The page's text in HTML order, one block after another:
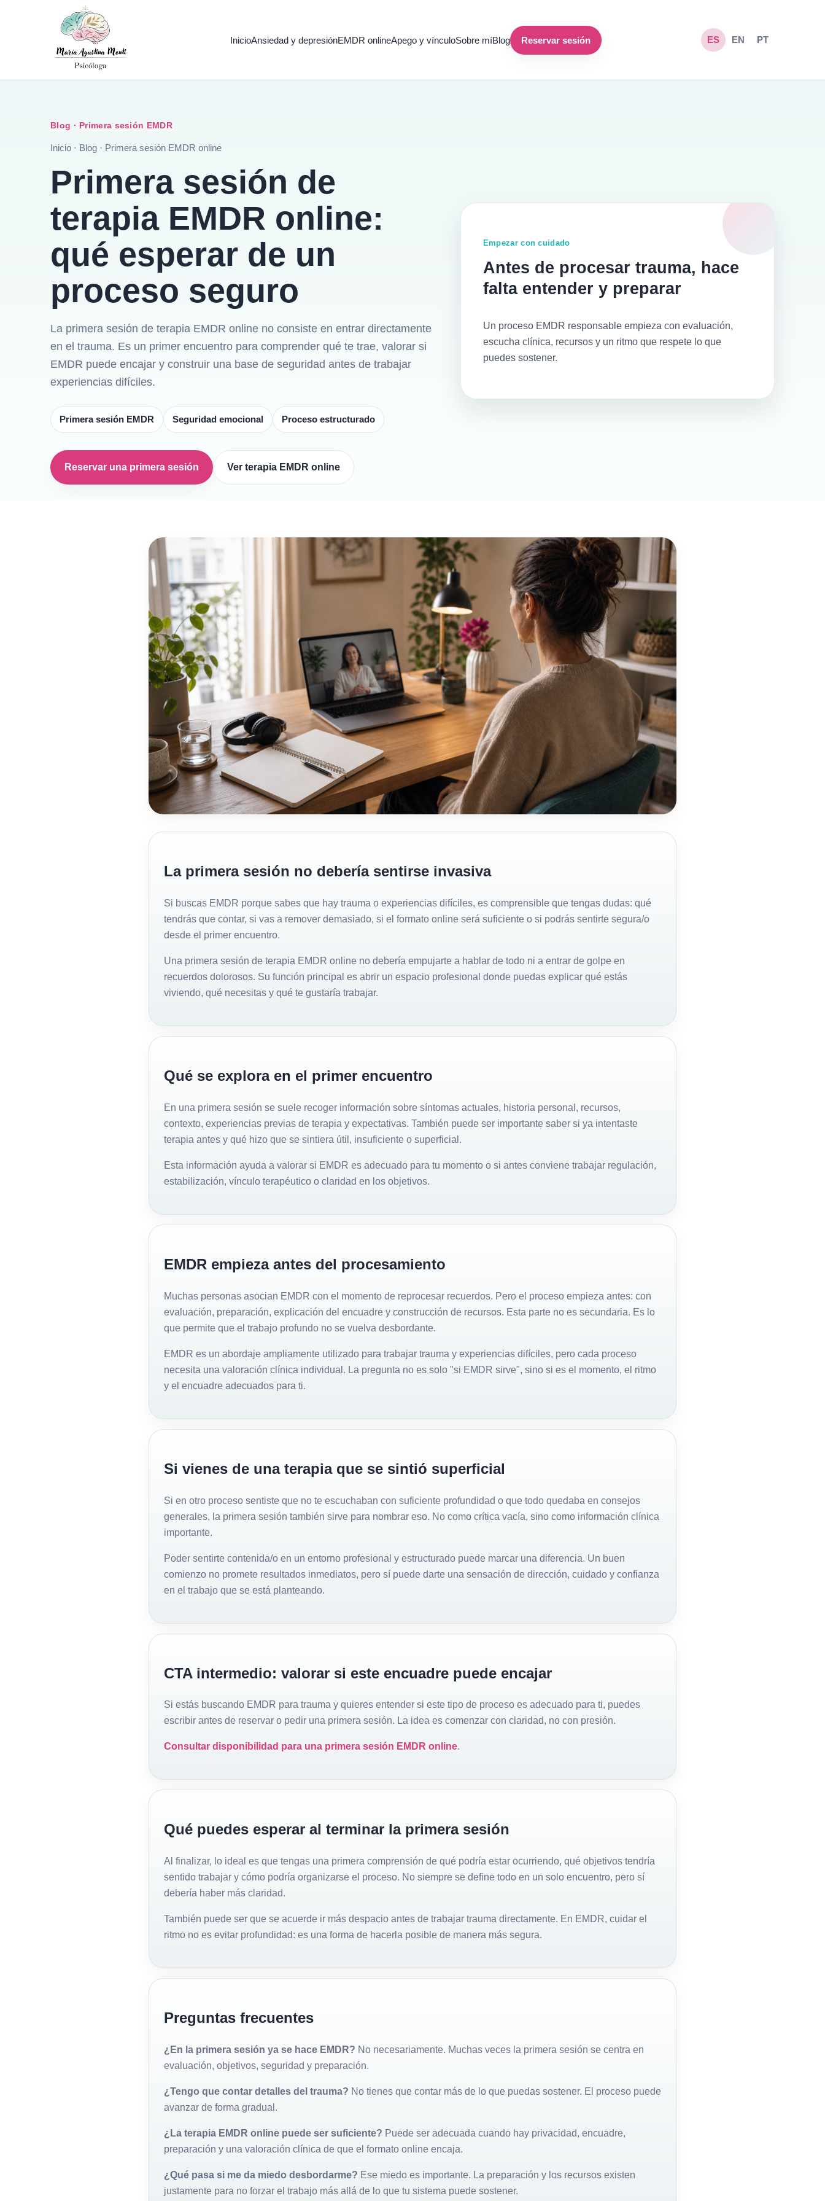
InicioAnsiedad y depresiónEMDR onlineApego y vínculoSobre míBlog Reservar sesión ES EN PT
Blog · Primera sesión EMDR
Inicio · Blog · Primera sesión EMDR online
Primera sesión de
terapia EMDR online:
qué esperar de un
proceso seguro
La primera sesión de terapia EMDR online no consiste en entrar directamente
en el trauma. Es un primer encuentro para comprender qué te trae, valorar si
EMDR puede encajar y construir una base de seguridad antes de trabajar
experiencias difíciles.
Primera sesión EMDR Seguridad emocional Proceso estructurado
Reservar una primera sesión Ver terapia EMDR online
Empezar con cuidado
Antes de procesar trauma, hace
falta entender y preparar
Un proceso EMDR responsable empieza con evaluación,
escucha clínica, recursos y un ritmo que respete lo que
puedes sostener.
La primera sesión no debería sentirse invasiva
Si buscas EMDR porque sabes que hay trauma o experiencias difíciles, es comprensible que tengas dudas: qué
tendrás que contar, si vas a remover demasiado, si el formato online será suficiente o si podrás sentirte segura/o
desde el primer encuentro.
Una primera sesión de terapia EMDR online no debería empujarte a hablar de todo ni a entrar de golpe en
recuerdos dolorosos. Su función principal es abrir un espacio profesional donde puedas explicar qué estás
viviendo, qué necesitas y qué te gustaría trabajar.
Qué se explora en el primer encuentro
En una primera sesión se suele recoger información sobre síntomas actuales, historia personal, recursos,
contexto, experiencias previas de terapia y expectativas. También puede ser importante saber si ya intentaste
terapia antes y qué hizo que se sintiera útil, insuficiente o superficial.
Esta información ayuda a valorar si EMDR es adecuado para tu momento o si antes conviene trabajar regulación,
estabilización, vínculo terapéutico o claridad en los objetivos.
EMDR empieza antes del procesamiento
Muchas personas asocian EMDR con el momento de reprocesar recuerdos. Pero el proceso empieza antes: con
evaluación, preparación, explicación del encuadre y construcción de recursos. Esta parte no es secundaria. Es lo
que permite que el trabajo profundo no se vuelva desbordante.
EMDR es un abordaje ampliamente utilizado para trabajar trauma y experiencias difíciles, pero cada proceso
necesita una valoración clínica individual. La pregunta no es solo "si EMDR sirve", sino si es el momento, el ritmo
y el encuadre adecuados para ti.
Si vienes de una terapia que se sintió superficial
Si en otro proceso sentiste que no te escuchaban con suficiente profundidad o que todo quedaba en consejos
generales, la primera sesión también sirve para nombrar eso. No como crítica vacía, sino como información clínica
importante.
Poder sentirte contenida/o en un entorno profesional y estructurado puede marcar una diferencia. Un buen
comienzo no promete resultados inmediatos, pero sí puede darte una sensación de dirección, cuidado y confianza
en el trabajo que se está planteando.
CTA intermedio: valorar si este encuadre puede encajar
Si estás buscando EMDR para trauma y quieres entender si este tipo de proceso es adecuado para ti, puedes
escribir antes de reservar o pedir una primera sesión. La idea es comenzar con claridad, no con presión.
Consultar disponibilidad para una primera sesión EMDR online.
Qué puedes esperar al terminar la primera sesión
Al finalizar, lo ideal es que tengas una primera comprensión de qué podría estar ocurriendo, qué objetivos tendría
sentido trabajar y cómo podría organizarse el proceso. No siempre se define todo en un solo encuentro, pero sí
debería haber más claridad.
También puede ser que se acuerde ir más despacio antes de trabajar trauma directamente. En EMDR, cuidar el
ritmo no es evitar profundidad: es una forma de hacerla posible de manera más segura.
Preguntas frecuentes
¿En la primera sesión ya se hace EMDR? No necesariamente. Muchas veces la primera sesión se centra en
evaluación, objetivos, seguridad y preparación.
¿Tengo que contar detalles del trauma? No tienes que contar más de lo que puedas sostener. El proceso puede
avanzar de forma gradual.
¿La terapia EMDR online puede ser suficiente? Puede ser adecuada cuando hay privacidad, encuadre,
preparación y una valoración clínica de que el formato online encaja.
¿Qué pasa si me da miedo desbordarme? Ese miedo es importante. La preparación y los recursos existen
justamente para no forzar el trabajo más allá de lo que tu sistema puede sostener.